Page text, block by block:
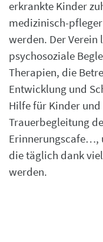
erkrankte Kinder
medizinisch-
werden. Der
psychosoziale
Therapien, die
Entwicklung und
Hilfe für Kinder
Trauerbegleitung
Erinnerungscafe…,
die täglich dank
werden.